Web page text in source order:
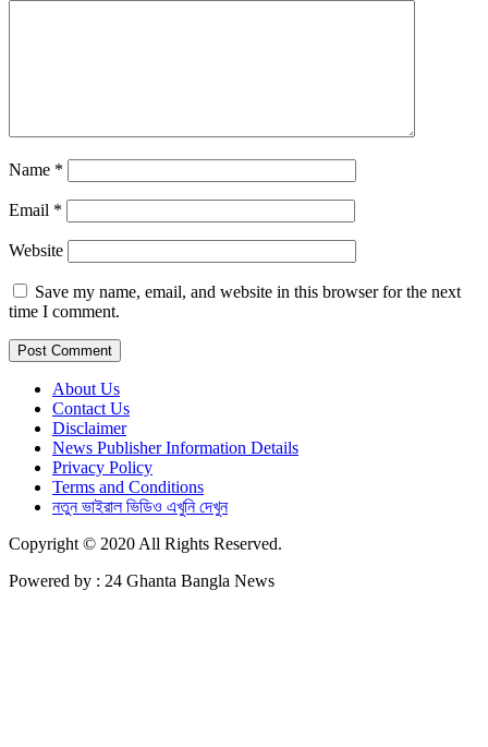
Name *
Email *
Website
Save my name, email, and website in this browser for the next
time I comment.
About Us
Contact Us
Disclaimer
News Publisher Information Details
Privacy Policy
Terms and Conditions
নতুন ভাইরাল ভিডিও এখুনি দেখুন
Copyright © 2020 All Rights Reserved.
Powered by : 24 Ghanta Bangla News